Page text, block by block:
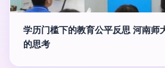
学历门槛下的教育公平反思 河南师
的思考